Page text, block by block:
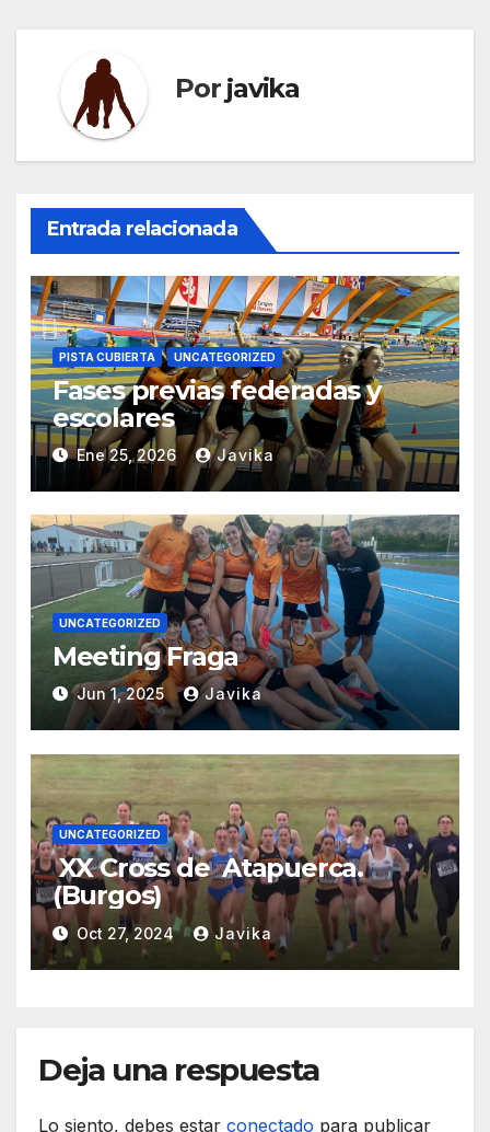
Por javika
Entrada relacionada
PISTA CUBIERTA UNCATEGORIZED
Fases previas federadas y
escolares
Ene 25, 2026 Javika
UNCATEGORIZED
Meeting Fraga
Jun 1, 2025 Javika
UNCATEGORIZED
XX Cross de Atapuerca.
(Burgos)
Oct 27, 2024 Javika
Deja una respuesta
Lo siento, debes estar conectado para publicar